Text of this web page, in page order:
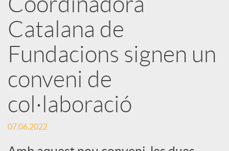
x
e
s
S
Catalana de
Fundacions signen un
conveni de
col·laboració
07.06.2022